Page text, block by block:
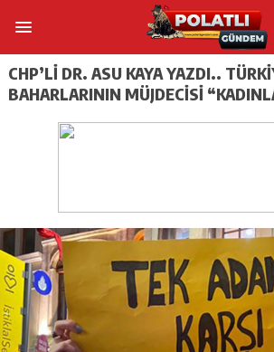
CHP’LI DR. ASU KAYA YAZDI..
BAHARLARININ MÜJDECISI